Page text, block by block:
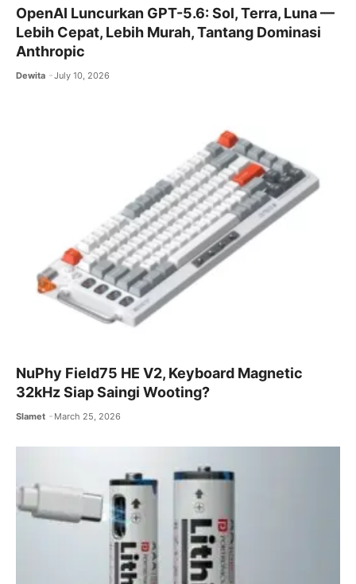
OpenAI Luncurkan GPT-5.6: Sol, Terra, Luna —
Lebih Cepat, Lebih Murah, Tantang Dominasi
Anthropic
Dewita July 10, 2026
NuPhy Field75 HE V2, Keyboard Magnetic
32kHz Siap Saingi Wooting?
Slamet March 25, 2026